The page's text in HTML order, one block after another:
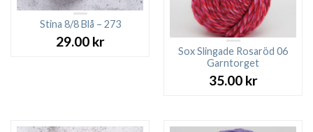
Stina 8/8 Blå – 273
29.00 kr
Sox Slingade Rosaröd 06
Garntorget
35.00 kr